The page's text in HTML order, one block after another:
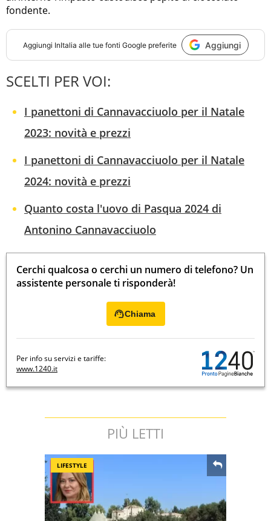
fondente.
Aggiungi InItalia alle tue fonti Google preferite Aggiungi
SCELTI PER VOI:
I panettoni di Cannavacciuolo per il Natale
2023: novità e prezzi
I panettoni di Cannavacciuolo per il Natale
2024: novità e prezzi
Quanto costa l'uovo di Pasqua 2024 di
Antonino Cannavacciuolo
Cerchi qualcosa o cerchi un numero di telefono? Un
assistente personale ti risponderà!
Chiama
Per info su servizi e tariffe:
www.1240.it
PIÙ LETTI
LIFESTYLE